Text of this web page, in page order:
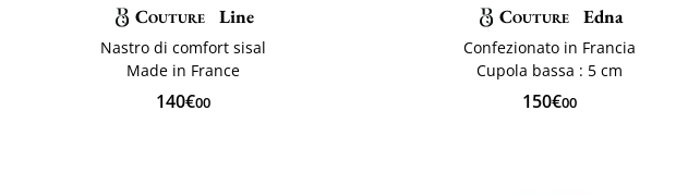
Couture Line
Nastro di comfort sisal
Made in France
140€00
Couture Edna
Confezionato in Francia
Cupola bassa : 5 cm
150€00